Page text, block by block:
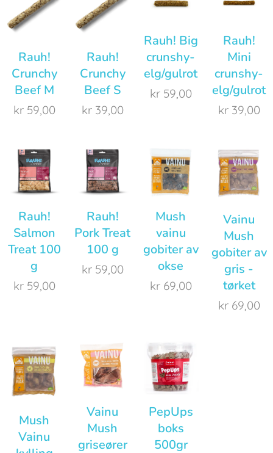
Rauh!
Crunchy
Beef M
kr 59,00
Rauh!
Crunchy
Beef S
kr 39,00
Rauh! Big
crunshy-
elg/gulrot
kr 59,00
Rauh!
Mini
crunshy-
elg/gulrot
kr 39,00
Rauh!
Salmon
Treat 100
g
kr 59,00
Rauh!
Pork Treat
100 g
kr 59,00
Mush
vainu
gobiter av
okse
kr 69,00
Vainu
Mush
gobiter av
gris -
tørket
kr 69,00
Mush
Vainu
Vainu
Mush
griseører
PepUps
boks
500gr